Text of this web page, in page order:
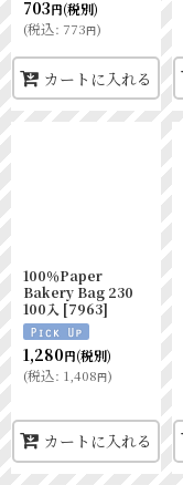
703円(税別)
(税込: 773円)
カートに入れる
100％Paper
Bakery Bag 230
100入 [7963]
1,280円(税別)
(税込: 1,408円)
カートに入れる